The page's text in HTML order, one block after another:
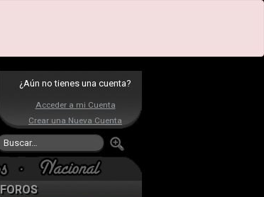
¿Aún no tienes una cuenta?
Acceder a mi Cuenta
Crear una Nueva Cuenta
FOROS